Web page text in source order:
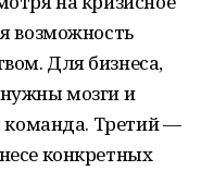
возможность
Для бизнеса,
мозги и
команда. Третий —
конкретных